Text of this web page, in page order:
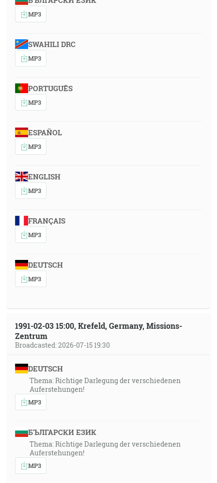
MP3
SWAHILI DRC
MP3
PORTUGUÊS
MP3
ESPAÑOL
MP3
ENGLISH
MP3
FRANÇAIS
MP3
DEUTSCH
MP3
1991-02-03 15:00, Krefeld, Germany, Missions-
Zentrum
Broadcasted: 2026-07-15 19:30
DEUTSCH
Thema: Richtige Darlegung der verschiedenen
Auferstehungen!
MP3
БЪЛГАРСКИ ЕЗИК
Thema: Richtige Darlegung der verschiedenen
Auferstehungen!
MP3